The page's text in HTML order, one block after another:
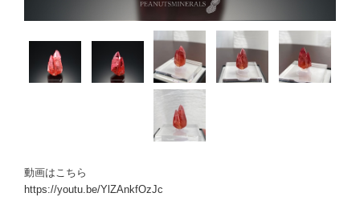
動画はこちら
https://youtu.be/YlZAnkfOzJc